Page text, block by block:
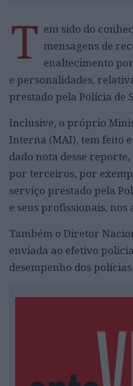
T em sido do
mensagens de
enaltecimento
e personalidades,
prestado pela Polícia de
Inclusive, o próprio
Interna (MAI), tem feito
dado nota desse
por terceiros, por
serviço prestado pela
e seus profissionais, nos
Também o Diretor
enviada ao efetivo
desempenho dos polícias